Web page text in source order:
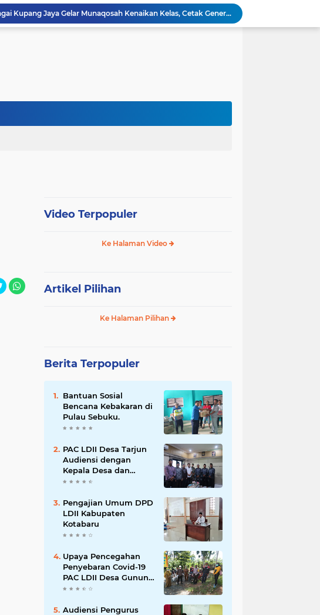
PAC Sungai Kupang Jaya Gelar Munaqosah Kenaikan Kelas, Cetak Generasi Qurani Berakhlak Mulia
PAC LDII Desa Tarjun Gelar Munaqosah TPA Manshurin: Evaluasi Komprehensif Santri
*PAC LDII Tegalrejo Gelar Munaqosah Santri, Evaluasi Pembelajaran Akhlak Mulia*
Video Terpopuler
Ke Halaman Video
Artikel Pilihan
Ke Halaman Pilihan
Berita Terpopuler
Bantuan Sosial
Bencana Kebakaran di
Pulau Sebuku.
PAC LDII Desa Tarjun
Audiensi dengan
Kepala Desa dan
Babinsa
Pengajian Umum DPD
LDII Kabupaten
Kotabaru
Upaya Pencegahan
Penyebaran Covid-19
PAC LDII Desa Gunung
Ulin
Audiensi Pengurus